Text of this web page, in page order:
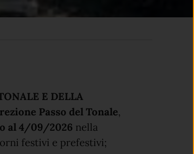
E DELLA
Passo del Tonale,
al 4/09/2026 nella
festivi e prefestivi;